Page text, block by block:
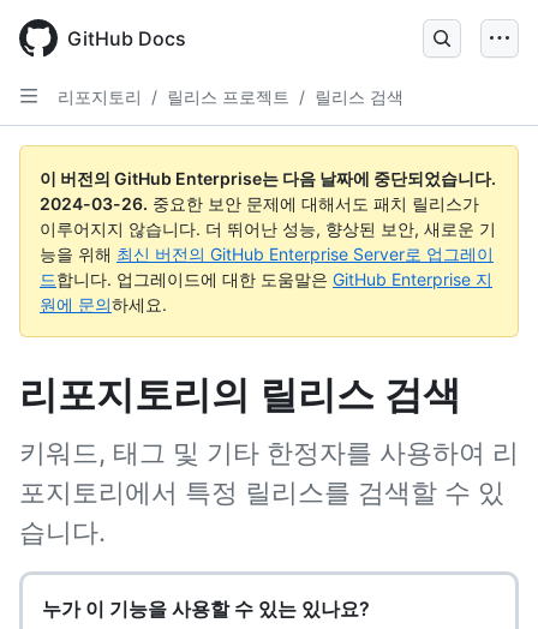
main
content
GitHub Docs
리포지토리 / 릴리스 프로젝트 / 릴리스 검색
이 버전의 GitHub Enterprise는 다음 날짜에 중단되었습니다.
2024-03-26. 중요한 보안 문제에 대해서도 패치 릴리스가
이루어지지 않습니다. 더 뛰어난 성능, 향상된 보안, 새로운 기
능을 위해 최신 버전의 GitHub Enterprise Server로 업그레이
드합니다. 업그레이드에 대한 도움말은 GitHub Enterprise 지
원에 문의하세요.
리포지토리의 릴리스 검색
키워드, 태그 및 기타 한정자를 사용하여 리
포지토리에서 특정 릴리스를 검색할 수 있
습니다.
누가 이 기능을 사용할 수 있는 있나요?